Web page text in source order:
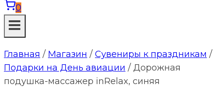
0
Главная / Магазин / Сувениры к праздникам /
Подарки на День авиации / Дорожная
подушка-массажер inRelax, синяя